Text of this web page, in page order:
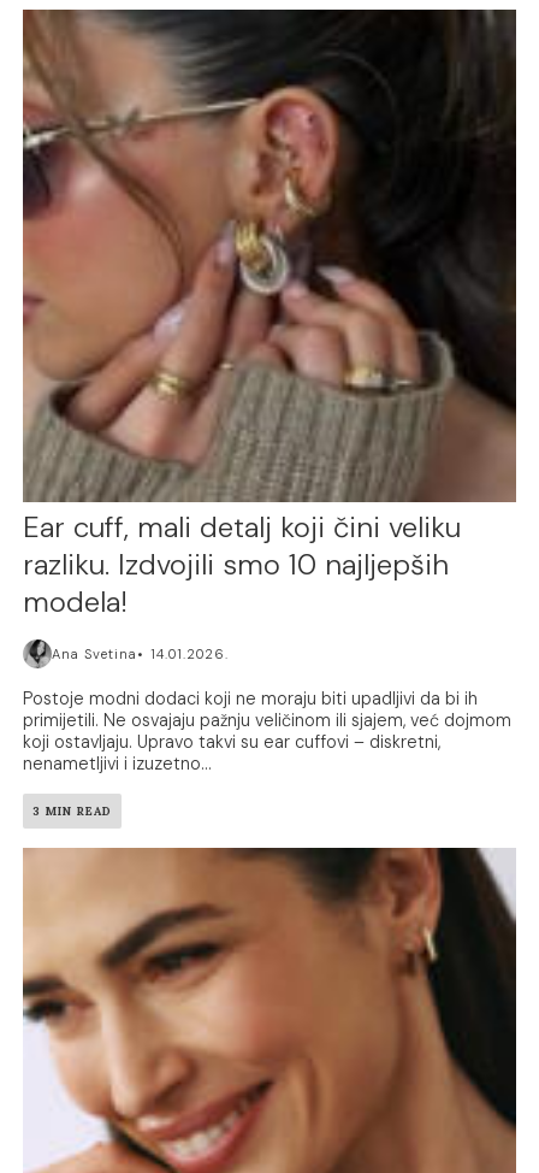
Ear cuff, mali detalj koji čini veliku
razliku. Izdvojili smo 10 najljepših
modela!
Ana Svetina 14.01.2026.
Postoje modni dodaci koji ne moraju biti upadljivi da bi ih
primijetili. Ne osvajaju pažnju veličinom ili sjajem, već dojmom
koji ostavljaju. Upravo takvi su ear cuffovi – diskretni,
nenametljivi i izuzetno...
3 MIN READ